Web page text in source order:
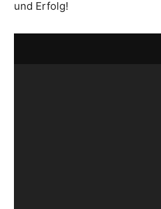
und Erfolg!